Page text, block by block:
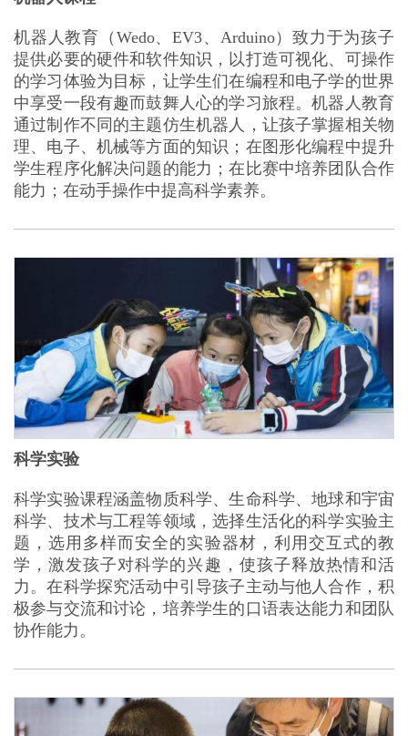
机器人教育（Wedo、EV3、Arduino）致力于为孩子
提供必要的硬件和软件知识，以打造可视化、可操作
的学习体验为目标，让学生们在编程和电子学的世界
中享受一段有趣而鼓舞人心的学习旅程。机器人教育
通过制作不同的主题仿生机器人，让孩子掌握相关物
理、电子、机械等方面的知识；在图形化编程中提升
学生程序化解决问题的能力；在比赛中培养团队合作
能力；在动手操作中提高科学素养。
科学实验
科学实验课程涵盖物质科学、生命科学、地球和宇宙
科学、技术与工程等领域，选择生活化的科学实验主
题，选用多样而安全的实验器材，利用交互式的教
学，激发孩子对科学的兴趣，使孩子释放热情和活
力。在科学探究活动中引导孩子主动与他人合作，积
极参与交流和讨论，培养学生的口语表达能力和团队
协作能力。